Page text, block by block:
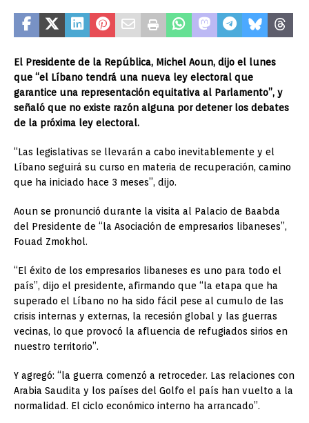
El Presidente de la República, Michel Aoun, dijo el lunes
que “el Líbano tendrá una nueva ley electoral que
garantice una representación equitativa al Parlamento”, y
señaló que no existe razón alguna por detener los debates
de la próxima ley electoral.
“Las legislativas se llevarán a cabo inevitablemente y el
Líbano seguirá su curso en materia de recuperación, camino
que ha iniciado hace 3 meses”, dijo.
Aoun se pronunció durante la visita al Palacio de Baabda
del Presidente de “la Asociación de empresarios libaneses”,
Fouad Zmokhol.
“El éxito de los empresarios libaneses es uno para todo el
país”, dijo el presidente, afirmando que “la etapa que ha
superado el Líbano no ha sido fácil pese al cumulo de las
crisis internas y externas, la recesión global y las guerras
vecinas, lo que provocó la afluencia de refugiados sirios en
nuestro territorio”.
Y agregó: “la guerra comenzó a retroceder. Las relaciones con
Arabia Saudita y los países del Golfo el país han vuelto a la
normalidad. El ciclo económico interno ha arrancado”.